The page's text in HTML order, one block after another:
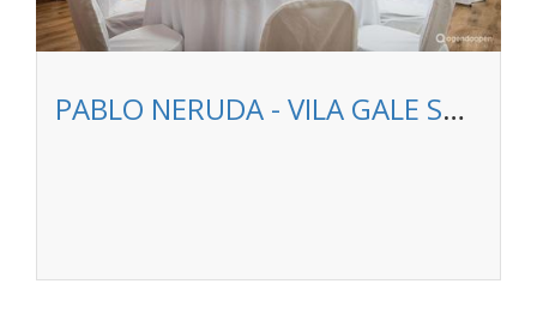
PABLO NERUDA - VILA GALE SALVADOR